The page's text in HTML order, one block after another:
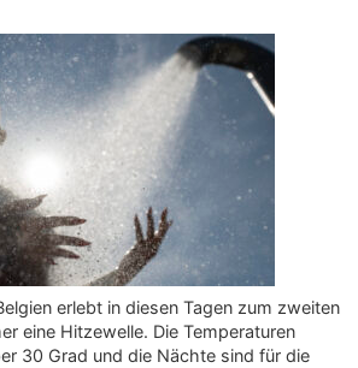
erlebt in diesen Tagen zum zweiten
eine Hitzewelle. Die Temperaturen
30 Grad und die Nächte sind für die